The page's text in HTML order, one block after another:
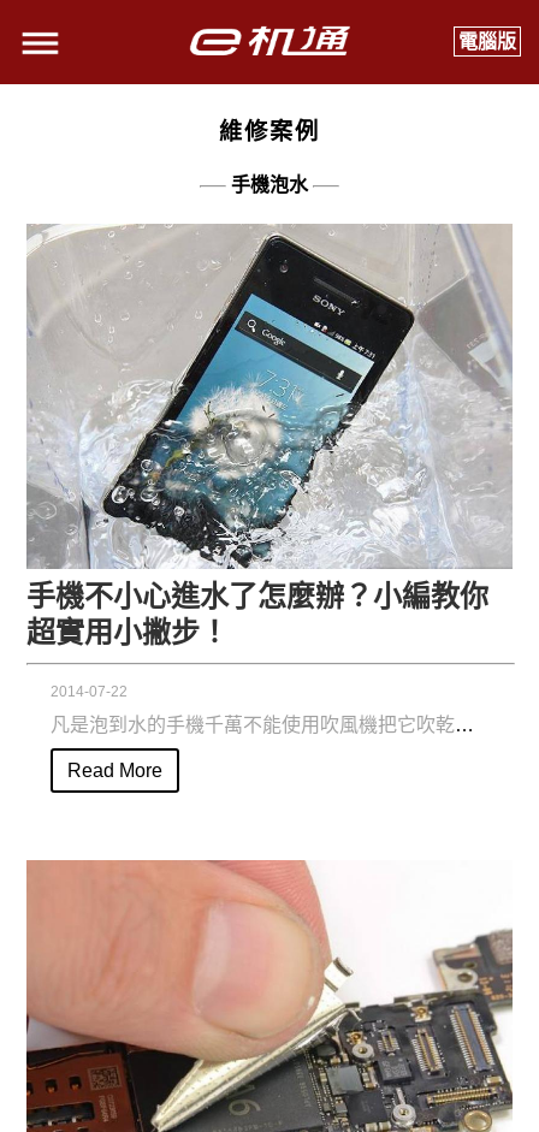
電腦版
維修案例
手機泡水
手機不小心進水了怎麼辦？小編教你
超實用小撇步！
2014-07-22
凡是泡到水的手機千萬不能使用吹風機把它吹乾，因為吹風機吹出來的風是屬於熱風...
Read More